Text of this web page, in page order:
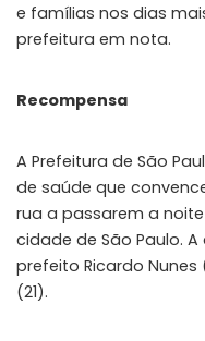
e famílias nos dias
prefeitura em nota.
Recompensa
A Prefeitura de São
de saúde que
rua a passarem a
cidade de São Paulo.
prefeito Ricardo
(21).